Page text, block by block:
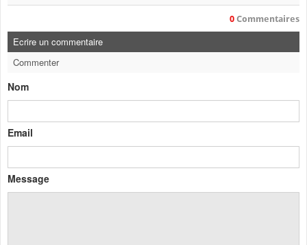
0 Commentaires
Ecrire un commentaire
Commenter
Nom
Email
Message